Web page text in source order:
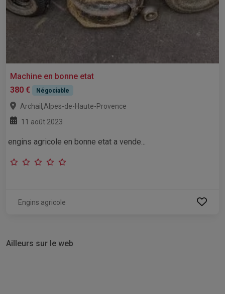
Machine en bonne etat
380 €
Négociable
Archail ,Alpes-de-Haute-Provence
11 août 2023
engins agricole en bonne etat a vende...
Engins agricole
Ailleurs sur le web